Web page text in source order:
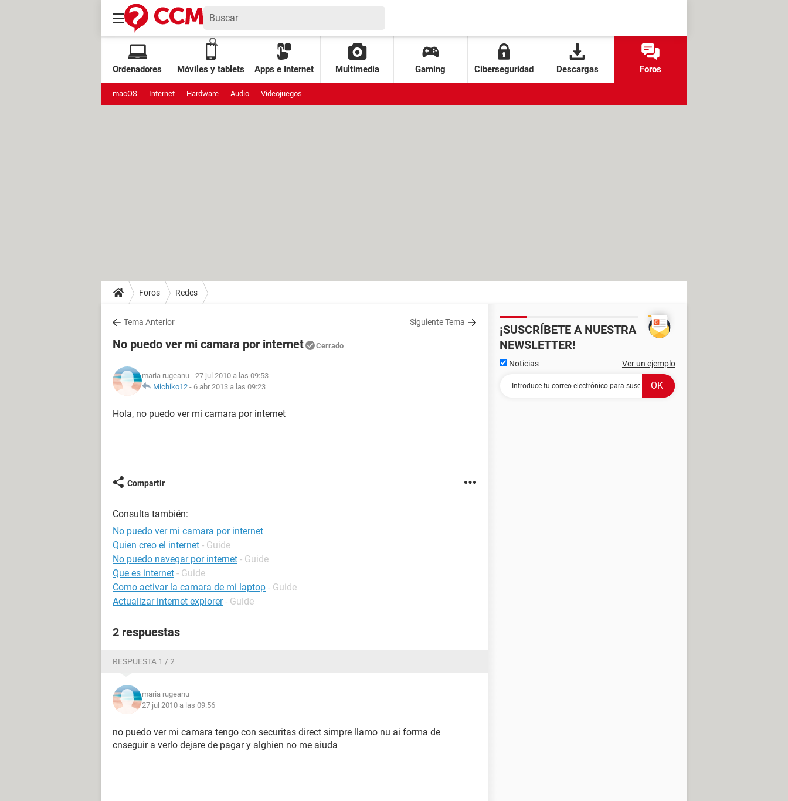
Ordenadores Móviles y tablets Apps e Internet Multimedia Gaming Ciberseguridad Descargas Foros
macOS Internet Hardware Audio Videojuegos
Foros Redes
Tema Anterior Siguiente Tema
No puedo ver mi camara por internet Cerrado
maria rugeanu - 27 jul 2010 a las 09:53
Michiko12 - 6 abr 2013 a las 09:23
Hola, no puedo ver mi camara por internet
Compartir
Consulta también:
No puedo ver mi camara por internet
Quien creo el internet - Guide
No puedo navegar por internet - Guide
Que es internet - Guide
Como activar la camara de mi laptop - Guide
Actualizar internet explorer - Guide
2 respuestas
RESPUESTA 1 / 2
maria rugeanu
27 jul 2010 a las 09:56
no puedo ver mi camara tengo con securitas direct simpre llamo nu ai forma de
cnseguir a verlo dejare de pagar y alghien no me aiuda
¡SUSCRÍBETE A NUESTRA
NEWSLETTER!
Noticias Ver un ejemplo